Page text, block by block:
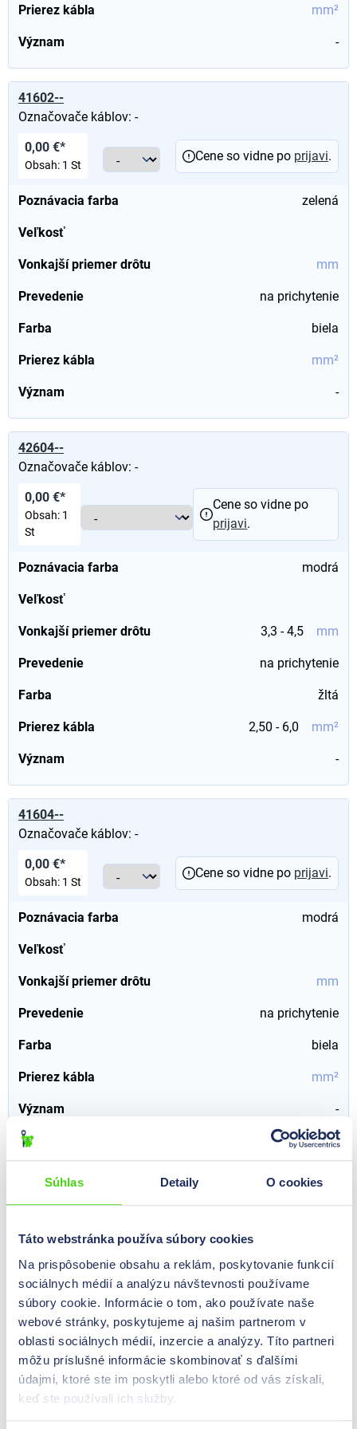
Súhlas Detaily O cookies
Táto webstránka používa súbory cookies
Na prispôsobenie obsahu a reklám, poskytovanie funkcií
sociálnych médií a analýzu návštevnosti používame
súbory cookie. Informácie o tom, ako používate naše
webové stránky, poskytujeme aj našim partnerom v
oblasti sociálnych médií, inzercie a analýzy. Títo partneri
môžu príslušné informácie skombinovať s ďalšími
údajmi, ktoré ste im poskytli alebo ktoré od vás získali,
keď ste používali ich služby.
Prierez kábla mm²
Význam -
41602--
Označovače káblov: -
Poznávacia farba zelená
Veľkosť
Vonkajší priemer drôtu mm
Prevedenie na prichytenie
Farba biela
Prierez kábla mm²
Význam -
0,00 €*
Obsah: 1 St
Cene so vidne po prijavi.
42604--
Označovače káblov: -
Poznávacia farba modrá
Veľkosť
Vonkajší priemer drôtu 3,3 - 4,5 mm
Prevedenie na prichytenie
Farba žltá
Prierez kábla 2,50 - 6,0 mm²
Význam -
0,00 €*
Obsah: 1
St
Cene so vidne po
prijavi.
41604--
Označovače káblov: -
Poznávacia farba modrá
Veľkosť
Vonkajší priemer drôtu mm
Prevedenie na prichytenie
Farba biela
Prierez kábla mm²
Význam -
0,00 €*
Obsah: 1 St
Cene so vidne po prijavi.
41605--
Označovače káblov: -
Poznávacia farba žltá
Veľkosť
Vonkajší priemer drôtu
Prevedenie na prichytenie
Farba
Obsah: 1 St